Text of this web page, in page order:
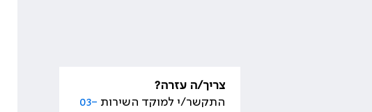
צריך/ה עזרה?
התקשר/י למוקד השירות 03-